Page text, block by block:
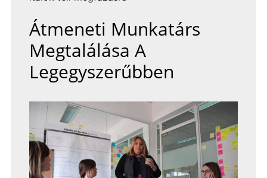
Átmeneti Munkatárs
Megtalálása A
Legegyszerűbben